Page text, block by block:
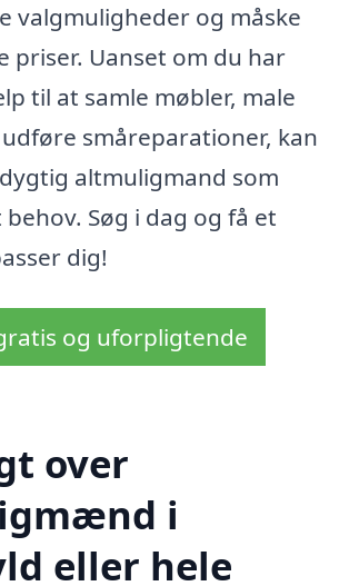
valgmuligheder og måske
priser. Uanset om du har
til at samle møbler, male
småreparationer, kan
altmuligmand som
Søg i dag og få et
dig!
og uforpligtende
over
i
eller hele